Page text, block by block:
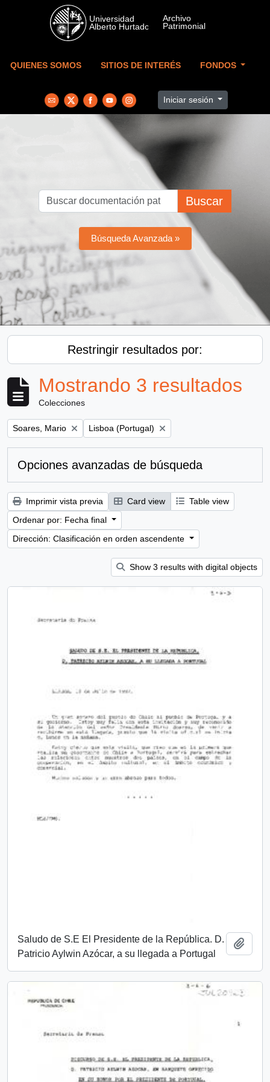
Skip to main content
QUIENES SOMOS SITIOS DE INTERÉS FONDOS
Iniciar sesión
Buscar
Búsqueda Avanzada »
Restringir resultados por:
Mostrando 3 resultados
Colecciones
Remove filter:
Soares, Mario Remove filter:
Lisboa (Portugal)
Opciones avanzadas de búsqueda
Imprimir vista previa Card view
Table view
Ordenar por: Fecha final
Dirección: Clasificación en orden ascendente
Show 3 results with digital objects
Saludo de S.E El Presidente de la República. D.
Patricio Aylwin Azócar, a su llegada a Portugal